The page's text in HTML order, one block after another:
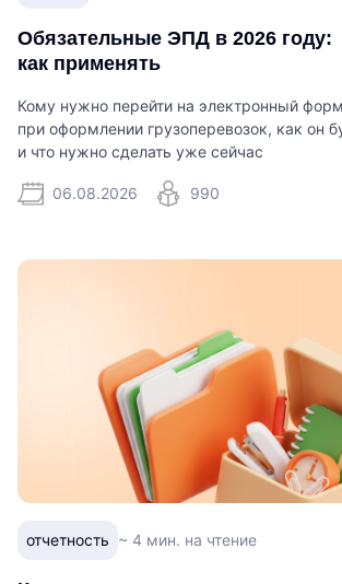
Обязательные ЭПД в 2026 году:
как применять
Кому нужно перейти на электронный
при оформлении грузоперевозок, как он
и что нужно сделать уже сейчас
06.08.2026 990
отчетность ~ 4 мин. на чтение